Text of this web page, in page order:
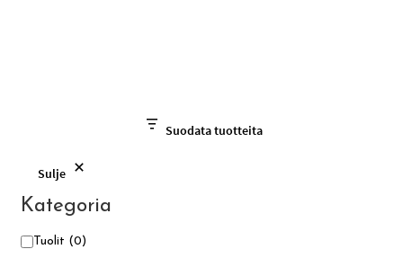
Suodata tuotteita
Sulje
Kategoria
Kategoria
Tuolit (0)